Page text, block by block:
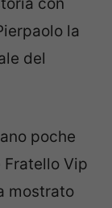
la
del
poche
Fratello Vip
mostrato